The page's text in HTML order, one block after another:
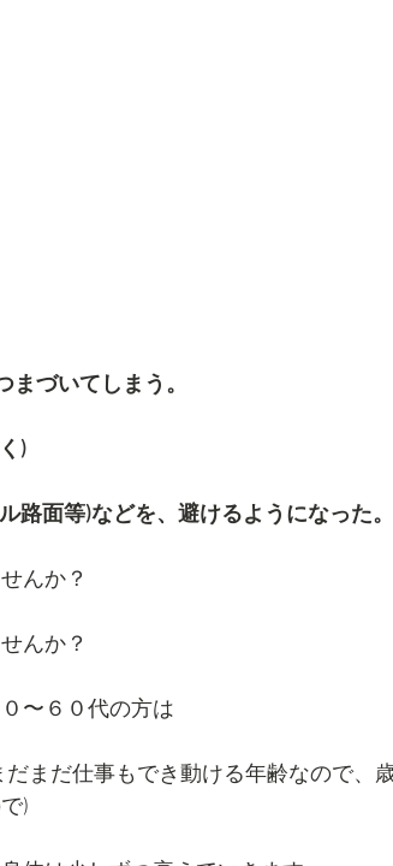
づいてしまう。
)
路面等)などを、避けるようになった。
んか？
んか？
〜６０代の方は
まだ仕事もでき動ける年齢なので、
)